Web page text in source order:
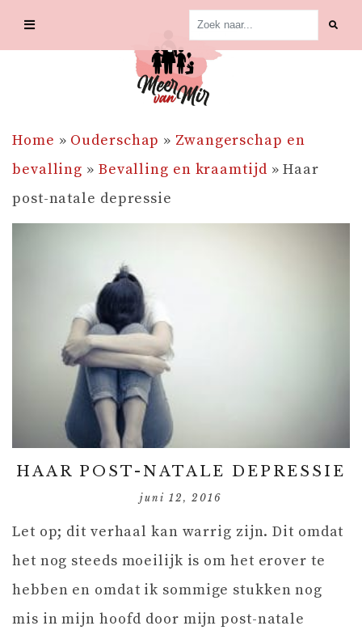
Home » Ouderschap » Zwangerschap en
bevalling » Bevalling en kraamtijd »Haar
post-natale depressie
HAAR POST-NATALE DEPRESSIE
juni 12, 2016
Let op; dit verhaal kan warrig zijn. Dit omdat
het nog steeds moeilijk is om het erover te
hebben en omdat ik sommige stukken nog
mis in mijn hoofd door mijn post-natale